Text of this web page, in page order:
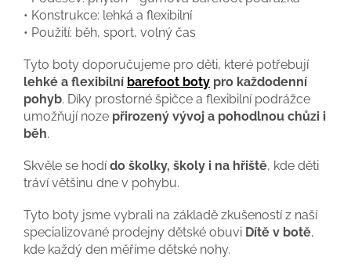
• Konstrukce: lehká a flexibilní
• Použití: běh, sport, volný čas
Tyto boty doporučujeme pro děti, které potřebují
lehké a flexibilní barefoot boty pro každodenní
pohyb. Díky prostorné špičce a flexibilní podrážce
umožňují noze přirozený vývoj a pohodlnou chůzi i
běh.
Skvěle se hodído školky, školy i na hřiště, kde děti
tráví většinu dne v pohybu.
Tyto boty jsme vybrali na základě zkušeností z naší
specializované prodejny dětské obuvi Dítě v botě,
kde každý den měříme dětské nohy.